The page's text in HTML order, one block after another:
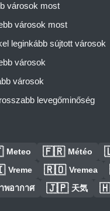
városok most
városok most
leginkább sújtott városok
városok
városok
levegőminőség
Meteo 🇫🇷 Météo
Vreme 🇷🇴 Vremea
พอากาศ 🇯🇵 天気